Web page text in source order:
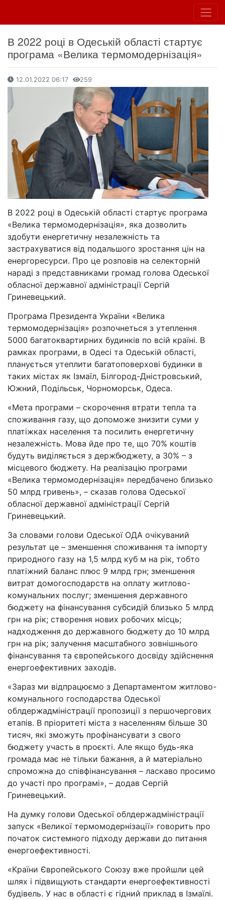
В 2022 році в Одеській області стартує
програма «Велика термомодернізація»
12.01.2022 06:17 259
В 2022 році в Одеській області стартує програма
«Велика термомодернізація», яка дозволить
здобути енергетичну незалежність та
застрахуватися від подальшого зростання цін на
енергоресурси. Про це розповів на селекторній
нараді з представниками громад голова Одеської
обласної державної адміністрації Сергій
Гриневецький.
Програма Президента України «Велика
термомодернізація» розпочнеться з утеплення
5000 багатоквартирних будинків по всій країні. В
рамках програми, в Одесі та Одеській області,
планується утеплити багатоповерхові будинки в
таких містах як Ізмаїл, Білгород-Дністровський,
Южний, Подільськ, Чорноморськ, Одеса.
«Мета програми – скорочення втрати тепла та
споживання газу, що допоможе знизити суми у
платіжках населення та посилить енергетичну
незалежність. Мова йде про те, що 70% коштів
будуть виділяється з держбюджету, а 30% – з
місцевого бюджету. На реалізацію програми
«Велика термомодернізація» передбачено близько
50 млрд гривень», – сказав голова Одеської
обласної державної адміністрації Сергій
Гриневецький.
За словами голови Одеської ОДА очікуваний
результат це – зменшення споживання та імпорту
природного газу на 1,5 млрд куб м на рік, тобто
платіжний баланс плюс 9 млрд грн; зменшення
витрат домогосподарств на оплату житлово-
комунальних послуг; зменшення державного
бюджету на фінансування субсидій близько 5 млрд
грн на рік; створення нових робочих місць;
надходження до державного бюджету до 10 млрд
грн на рік; залучення масштабного зовнішнього
фінансування та європейського досвіду здійснення
енергоефективних заходів.
«Зараз ми відпрацюємо з Департаментом житлово-
комунального господарства Одеської
облдержадміністрації пропозиції з першочергових
етапів. В пріоритеті міста з населенням більше 30
тисяч, які зможуть профінансувати з свого
бюджету участь в проєкті. Але якщо будь-яка
громада має не тільки бажання, а й матеріально
спроможна до співфінансування – ласкаво просимо
до участі про програмі», – додав Сергій
Гриневецький.
На думку голови Одеської облдержадміністрації
запуск «Великої термомодернізації» говорить про
початок системного підходу держави до питання
енергоефективності.
«Країни Європейського Союзу вже пройшли цей
шлях і підвищують стандарти енергоефективності
будівель. У нас в області є гідний приклад в Ізмаїлі.